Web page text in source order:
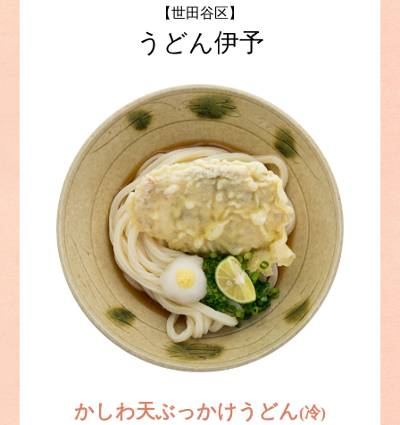
【世田谷区】
うどん伊予
かしわ天ぶっかけうどん(冷)